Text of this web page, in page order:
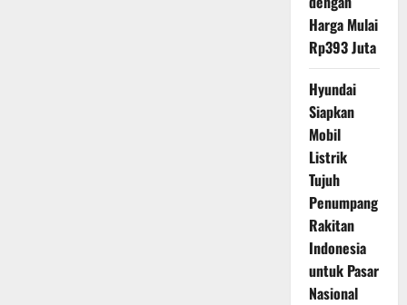
Harga Mulai
Rp393 Juta
Hyundai
Siapkan
Mobil
Listrik
Tujuh
Penumpang
Rakitan
Indonesia
untuk Pasar
Nasional